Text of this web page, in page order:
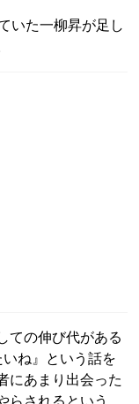
いた一柳昇が足し
ての伸び代がある
ね』という話を
にあまり出会った